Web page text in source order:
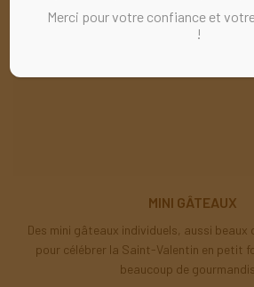
MINI GÂTEAUX
Des mini gâteaux individuels, aussi beaux
pour célébrer la Saint-Valentin en petit
beaucoup de
Merci pour votre confiance et
!